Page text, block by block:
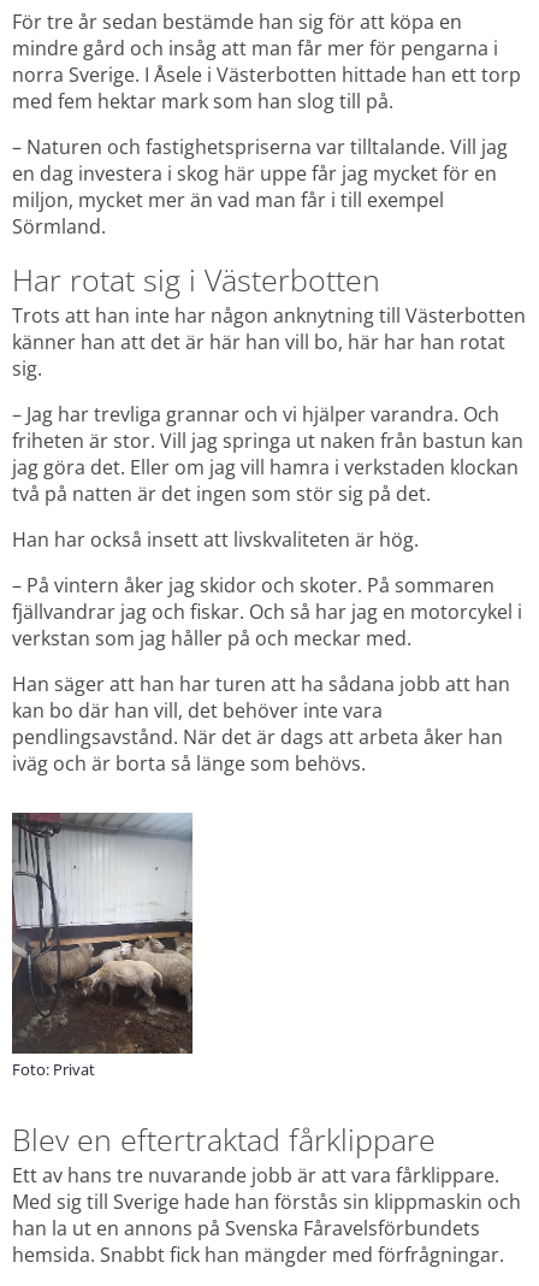
För tre år sedan bestämde han sig för att köpa en
mindre gård och insåg att man får mer för pengarna i
norra Sverige. I Åsele i Västerbotten hittade han ett torp
med fem hektar mark som han slog till på.
– Naturen och fastighetspriserna var tilltalande. Vill jag
en dag investera i skog här uppe får jag mycket för en
miljon, mycket mer än vad man får i till exempel
Sörmland.
Har rotat sig i Västerbotten
Trots att han inte har någon anknytning till Västerbotten
känner han att det är här han vill bo, här har han rotat
sig.
– Jag har trevliga grannar och vi hjälper varandra. Och
friheten är stor. Vill jag springa ut naken från bastun kan
jag göra det. Eller om jag vill hamra i verkstaden klockan
två på natten är det ingen som stör sig på det.
Han har också insett att livskvaliteten är hög.
– På vintern åker jag skidor och skoter. På sommaren
fjällvandrar jag och fiskar. Och så har jag en motorcykel i
verkstan som jag håller på och meckar med.
Han säger att han har turen att ha sådana jobb att han
kan bo där han vill, det behöver inte vara
pendlingsavstånd. När det är dags att arbeta åker han
iväg och är borta så länge som behövs.
Foto: Privat
Blev en eftertraktad fårklippare
Ett av hans tre nuvarande jobb är att vara fårklippare.
Med sig till Sverige hade han förstås sin klippmaskin och
han la ut en annons på Svenska Fåravelsförbundets
hemsida. Snabbt fick han mängder med förfrågningar.